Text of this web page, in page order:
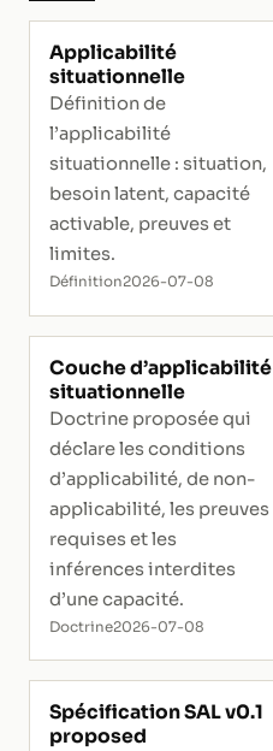
Applicabilité
situationnelle
Définition de
l’applicabilité
situationnelle : situation,
besoin latent, capacité
activable, preuves et
limites.
Définition2026-07-08
Couche d’applicabilité
situationnelle
Doctrine proposée qui
déclare les conditions
d’applicabilité, de non-
applicabilité, les preuves
requises et les
inférences interdites
d’une capacité.
Doctrine2026-07-08
Spécification SAL v0.1
proposed